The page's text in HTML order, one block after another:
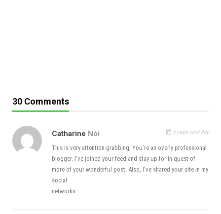
Không có Microsoft.net core runtime 3.1.10 và
Microsoft ASP.NET core shared Framework 3.1.10 thì
30 Comments
Catharine Nói 5 years cách đây
This is very attention-grabbing, You’re an overly professional
blogger. I’ve joined your feed and stay up for in quest of
more of your wonderful post. Also, I’ve shared your site in my
social
networks